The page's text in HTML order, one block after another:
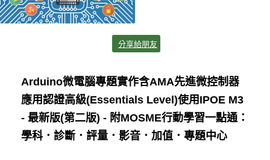
分享給朋友
Arduino微電腦專題實作含AMA先進微控制器
應用認證高級(Essentials Level)使用IPOE M3
- 最新版(第二版) - 附MOSME行動學習一點通：
學科．診斷．評量．影音．加值．專題中心